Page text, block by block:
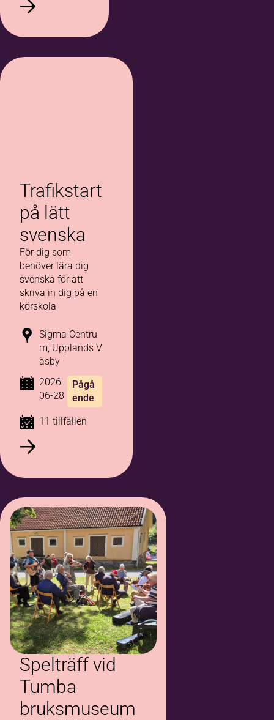
Trafikstart
på lätt
svenska
För dig som
behöver lära dig
svenska för att
skriva in dig på en
körskola
Sigma Centru
m, Upplands V
äsby
2026-
06-28
Pågå
ende
11 tillfällen
Spelträff vid
Tumba
bruksmuseum